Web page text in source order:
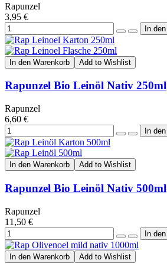
Rapunzel
3,95 €
In den Warenkorb Add to Wishlist
Rapunzel Bio Leinöl Nativ 250ml
Rapunzel
6,60 €
In den Warenkorb Add to Wishlist
Rapunzel Bio Leinöl Nativ 500ml
Rapunzel
11,50 €
In den Warenkorb Add to Wishlist